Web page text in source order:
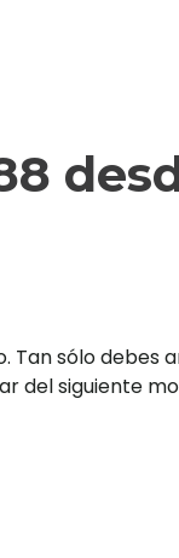
Tan sólo debes
del siguiente